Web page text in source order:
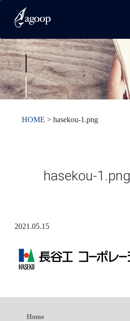
HOME > hasekou-1.png
hasekou-1.png
2021.05.15
Home